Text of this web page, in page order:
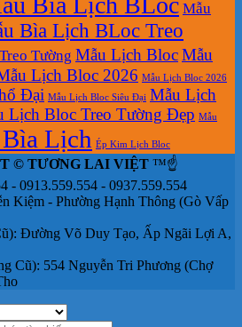
Mẫu
Bìa Lịch BLoc Treo
Tường Mẫu Lịch BlocMẫu
Lịch Bloc 2026 Mẫu Lịch Bloc 2026
Đại Mẫu Lịch Bloc Siêu Đại Mẫu Lịch
Lịch Bloc Treo Tường Đẹp Mẫu
Lịch Ép Kim Lịch Bloc
© TƯƠNG LAI VIỆT ™☝️
- 0913.559.554 - 0937.559.554
Kiệm - Phường Hạnh Thông (Gò Vấp
Đường Võ Duy Tạo, Ấp Ngãi Lợi A,
Cũ): 554 Nguyễn Tri Phương (Chợ